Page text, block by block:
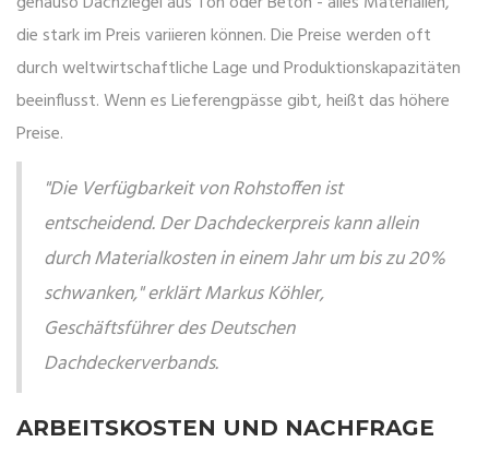
die stark im Preis variieren können. Die Preise werden oft
durch weltwirtschaftliche Lage und Produktionskapazitäten
beeinflusst. Wenn es Lieferengpässe gibt, heißt das höhere
Preise.
"Die Verfügbarkeit von Rohstoffen ist
entscheidend. Der Dachdeckerpreis kann allein
durch Materialkosten in einem Jahr um bis zu 20%
schwanken," erklärt Markus Köhler,
Geschäftsführer des Deutschen
Dachdeckerverbands.
ARBEITSKOSTEN UND NACHFRAGE